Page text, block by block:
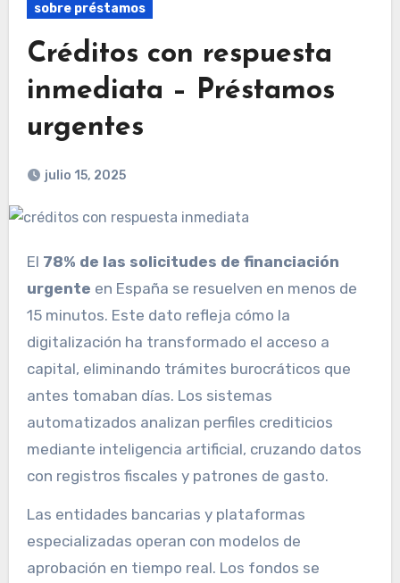
sobre préstamos
Créditos con respuesta
inmediata – Préstamos
urgentes
julio 15, 2025
El 78% de las solicitudes de financiación
urgente en España se resuelven en menos de
15 minutos. Este dato refleja cómo la
digitalización ha transformado el acceso a
capital, eliminando trámites burocráticos que
antes tomaban días. Los sistemas
automatizados analizan perfiles crediticios
mediante inteligencia artificial, cruzando datos
con registros fiscales y patrones de gasto.
Las entidades bancarias y plataformas
especializadas operan con modelos de
aprobación en tiempo real. Los fondos se